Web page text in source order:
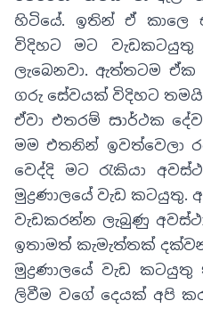
හිටියේ. ඉතින් ඒ කාලෙ
විදිහට මට
ලැබෙනවා.ඇත්තටම ඒක
ගරු සේවයක් විදිහට
ඒවා එතරම් සාර්ථක
මම එතනින් ඉවත්වෙලා
වෙද්දි මට රැකියා
මුද්‍රණාලයේ වැඩ කටයුතු.
වැඩකරන්න ලැබුණු
ඉතාමත් කැමැත්තක්
මුද්‍රණාලයේ වැඩ
ලිවීම වගේ දෙයක් අපි